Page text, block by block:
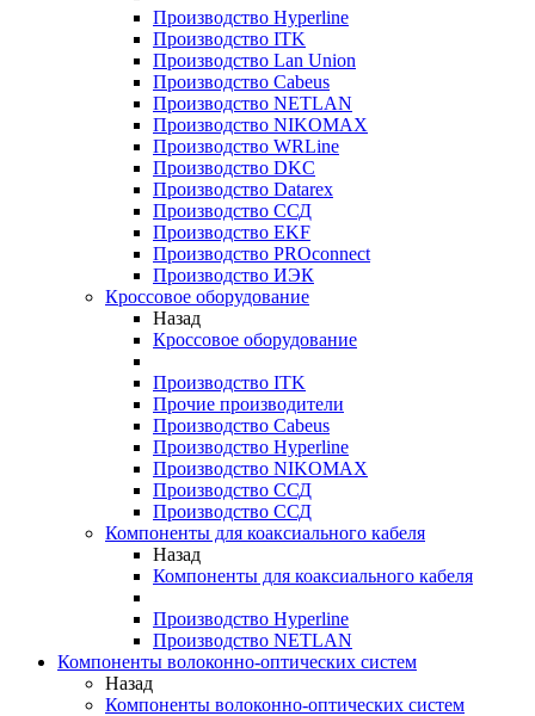
Производство Hyperline
Производство ITK
Производство Lan Union
Производство Cabeus
Производство NETLAN
Производство NIKOMAX
Производство WRLine
Производство DKC
Производство Datarex
Производство ССД
Производство EKF
Производство PROconnect
Производство ИЭК
Кроссовое оборудование
Назад
Кроссовое оборудование
Производство ITK
Прочие производители
Производство Cabeus
Производство Hyperline
Производство NIKOMAX
Производство ССД
Производство ССД
Компоненты для коаксиального кабеля
Назад
Компоненты для коаксиального кабеля
Производство Hyperline
Производство NETLAN
Компоненты волоконно-оптических систем
Назад
Компоненты волоконно-оптических систем